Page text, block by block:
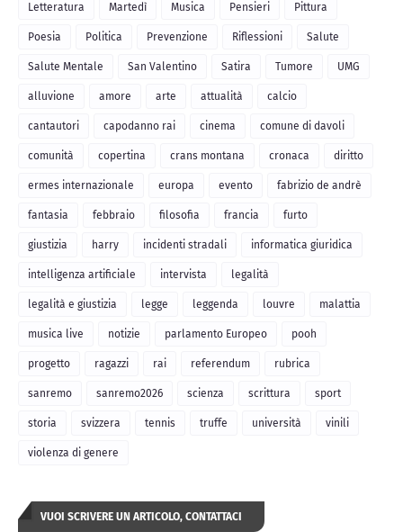
Letteratura Martedì Musica Pensieri Pittura
Poesia Politica Prevenzione Riflessioni Salute
Salute Mentale San Valentino Satira Tumore UMG
alluvione amore arte attualità calcio
cantautori capodanno rai cinema comune di davoli
comunità copertina crans montana cronaca diritto
ermes internazionale europa evento fabrizio de andrè
fantasia febbraio filosofia francia furto
giustizia harry incidenti stradali informatica giuridica
intelligenza artificiale intervista legalità
legalità e giustizia legge leggenda louvre malattia
musica live notizie parlamento Europeo pooh
progetto ragazzi rai referendum rubrica
sanremo sanremo2026 scienza scrittura sport
storia svizzera tennis truffe università vinili
violenza di genere
VUOI SCRIVERE UN ARTICOLO, CONTATTACI